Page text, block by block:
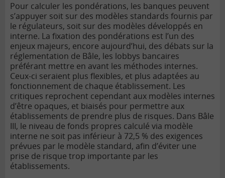
Pour calculer les pondérations, les banques peuvent
s’appuyer soit sur des modèles standards fournis par
le régulateurs, soit sur des modèles développés en
interne. La fixation des pondérations est l’un des
enjeux majeurs, encore aujourd’hui, des débats sur la
réglementation de Bâle, les lobbys bancaires
préférant mettre en avant les méthodes internes.
Ceux-ci seraient plus flexibles, et plus adaptées au
fonctionnement de chaque établissement. Les
critiques reprochent cependant aux modèles internes
d’être opaques, et biaisés pour permettre aux
établissements de prendre plus de risques. Dans Bâle
III, le niveau de fonds propres calculé via modèle
interne ne soit pas inférieur à 72,5 % des exigences
prévues par le modèle standard, afin d’éviter une
prise de risque trop importante par les
établissements.